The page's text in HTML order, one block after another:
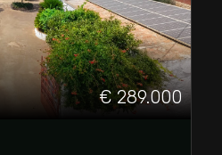
€ 289.000